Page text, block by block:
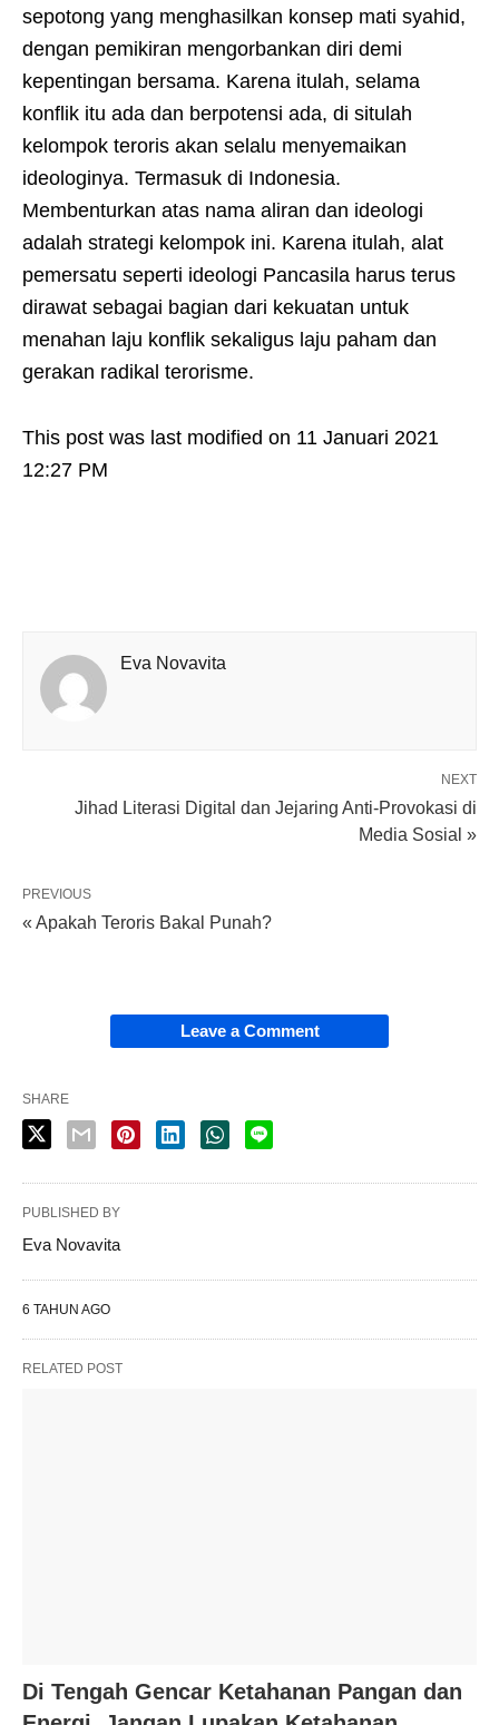
sepotong yang menghasilkan konsep mati syahid,
dengan pemikiran mengorbankan diri demi
kepentingan bersama. Karena itulah, selama
konflik itu ada dan berpotensi ada, di situlah
kelompok teroris akan selalu menyemaikan
ideologinya. Termasuk di Indonesia.
Membenturkan atas nama aliran dan ideologi
adalah strategi kelompok ini. Karena itulah, alat
pemersatu seperti ideologi Pancasila harus terus
dirawat sebagai bagian dari kekuatan untuk
menahan laju konflik sekaligus laju paham dan
gerakan radikal terorisme.
This post was last modified on 11 Januari 2021
12:27 PM
Eva Novavita
NEXT
Jihad Literasi Digital dan Jejaring Anti-Provokasi di
Media Sosial »
PREVIOUS
« Apakah Teroris Bakal Punah?
Leave a Comment
SHARE
PUBLISHED BY
Eva Novavita
6 TAHUN AGO
RELATED POST
Di Tengah Gencar Ketahanan Pangan dan